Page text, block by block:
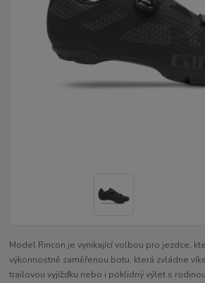
Model Rincon je vynikající volbou pro jezdce,
výkonnostně zaměřenou botu, která zvládne
trailovou vyjížďku nebo i poklidný výlet s